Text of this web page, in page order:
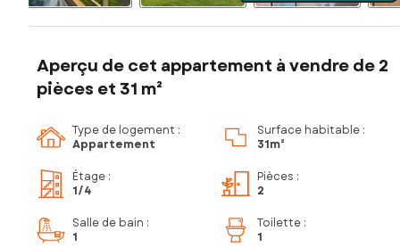
Aperçu de cet appartement à vendre de 2
pièces et 31 m²
Type de logement :
Appartement
Surface habitable :
31m²
Étage :
1/4
Pièces :
2
Salle de bain :
1
Toilette :
1